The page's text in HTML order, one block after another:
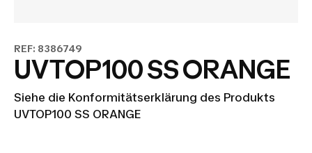
REF: 8386749
UVTOP100 SS ORANGE
Siehe die Konformitätserklärung des Produkts
UVTOP100 SS ORANGE